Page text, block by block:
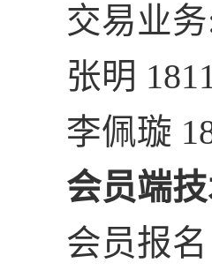
交易业
张明
李佩璇
会员端技
会员报名